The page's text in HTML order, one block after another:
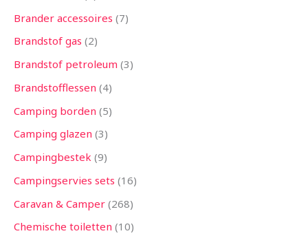
Brander accessoires 7
Brandstof gas 2
Brandstof petroleum 3
Brandstofflessen 4
Camping borden 5
Camping glazen 3
Campingbestek 9
Campingservies sets 16
Caravan & Camper 268
Chemische toiletten 10